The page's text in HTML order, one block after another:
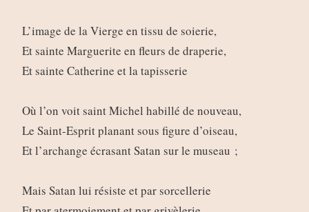
L’image de la Vierge en tissu de soierie,
Et sainte Marguerite en fleurs de draperie,
Et sainte Catherine et la tapisserie
Où l’on voit saint Michel habillé de nouveau,
Le Saint-Esprit planant sous figure d’oiseau,
Et l’archange écrasant Satan sur le museau ;
Mais Satan lui résiste et par sorcellerie